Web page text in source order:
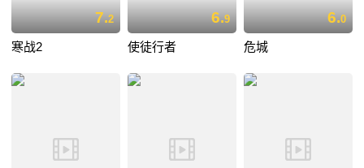
7.2
寒战2
6.9
使徒行者
6.0
危城